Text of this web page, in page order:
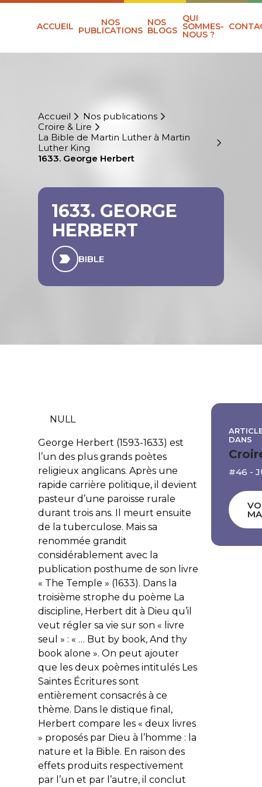
ACCUEIL NOS
PUBLICATIONS
NOS
BLOGS
QUI
SOMMES-
NOUS ?
Accueil
Nos publications
Croire & Lire
La Bible de Martin Luther à Martin
Luther King
1633. George Herbert
1633. GEORGE
HERBERT
BIBLE
NULL
George Herbert (1593-1633) est
l’un des plus grands poètes
religieux anglicans. Après une
rapide carrière politique, il devient
pasteur d’une paroisse rurale
durant trois ans. Il meurt ensuite
de la tuberculose. Mais sa
renommée grandit
considérablement avec la
publication posthume de son livre
« The Temple » (1633). Dans la
troisième strophe du poème La
discipline, Herbert dit à Dieu qu’il
veut régler sa vie sur son « livre
seul » : « … But by book, And thy
book alone ». On peut ajouter
que les deux poèmes intitulés Les
Saintes Écritures sont
entièrement consacrés à ce
thème. Dans le distique final,
Herbert compare les « deux livres
» proposés par Dieu à l’homme : la
nature et la Bible. En raison des
effets produits respectivement
par l’un et par l’autre, il conclut
DANS
#46 -